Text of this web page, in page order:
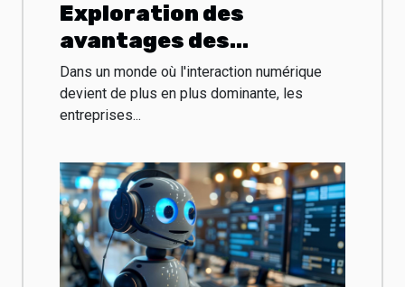
Exploration des
avantages des
boutiques de chatbots
pour les entreprises
Dans un monde où l'interaction numérique
devient de plus en plus dominante, les
entreprises...